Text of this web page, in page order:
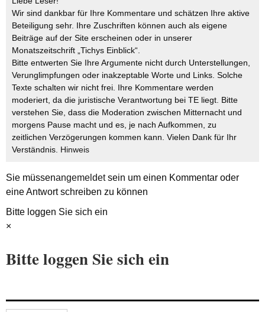
Wir sind dankbar für Ihre Kommentare und schätzen Ihre aktive
Beteiligung sehr. Ihre Zuschriften können auch als eigene
Beiträge auf der Site erscheinen oder in unserer
Monatszeitschrift „Tichys Einblick“.
Bitte entwerten Sie Ihre Argumente nicht durch Unterstellungen,
Verunglimpfungen oder inakzeptable Worte und Links. Solche
Texte schalten wir nicht frei. Ihre Kommentare werden
moderiert, da die juristische Verantwortung bei TE liegt. Bitte
verstehen Sie, dass die Moderation zwischen Mitternacht und
morgens Pause macht und es, je nach Aufkommen, zu
zeitlichen Verzögerungen kommen kann. Vielen Dank für Ihr
Verständnis. Hinweis
Sie müssenangemeldetsein um einen Kommentar oder
eine Antwort schreiben zu können
Bitte loggen Sie sich ein
×
Bitte loggen Sie sich ein